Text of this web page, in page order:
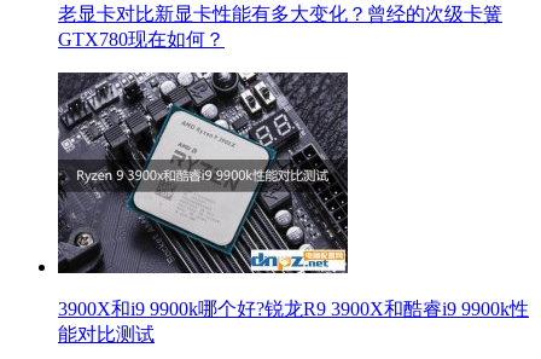
老显卡对比新显卡性能有多大变化？曾经的次级卡簧
GTX780现在如何？
3900X和i9 9900k哪个好?锐龙R9 3900X和酷睿i9 9900k性
能对比测试